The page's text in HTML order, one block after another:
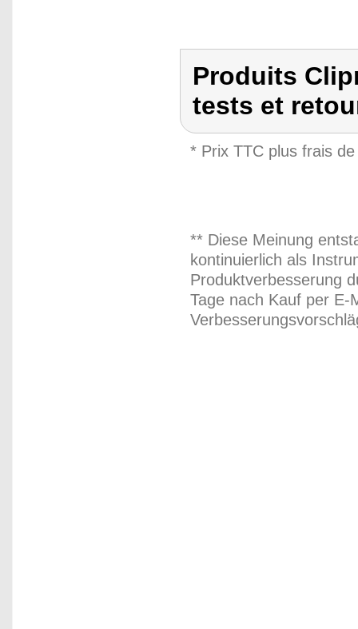
Produits
tests et
* Prix TTC plus frais
** Diese Meinung
kontinuierlich als
Produktverbesserung
Tage nach Kauf per E-